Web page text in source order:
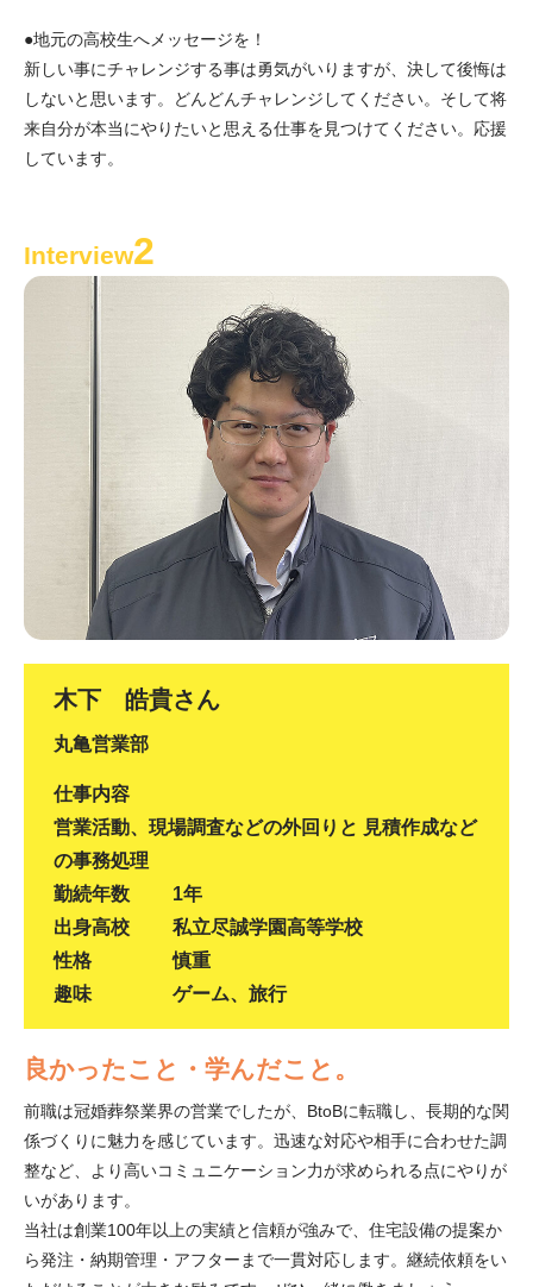
●地元の高校生へメッセージを！
新しい事にチャレンジする事は勇気がいりますが、決して後悔は
しないと思います。どんどんチャレンジしてください。そして将
来自分が本当にやりたいと思える仕事を見つけてください。応援
しています。
Interview2
木下 皓貴さん
丸亀営業部
仕事内容
営業活動、現場調査などの外回りと 見積作成など
の事務処理
勤続年数
1年
出身高校
私立尽誠学園高等学校
性格
慎重
趣味
ゲーム、旅行
良かったこと・学んだこと。
前職は冠婚葬祭業界の営業でしたが、BtoBに転職し、長期的な関
係づくりに魅力を感じています。迅速な対応や相手に合わせた調
整など、より高いコミュニケーション力が求められる点にやりが
いがあります。
当社は創業100年以上の実績と信頼が強みで、住宅設備の提案か
ら発注・納期管理・アフターまで一貫対応します。継続依頼をい